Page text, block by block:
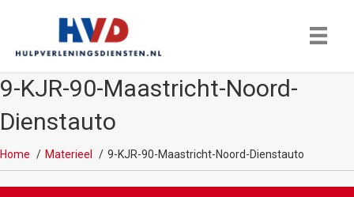
9-KJR-90-Maastricht-Noord-
Dienstauto
Home Materieel 9-KJR-90-Maastricht-Noord-Dienstauto